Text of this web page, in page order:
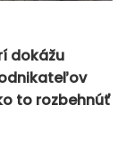
dokážu
to rozbehnúť